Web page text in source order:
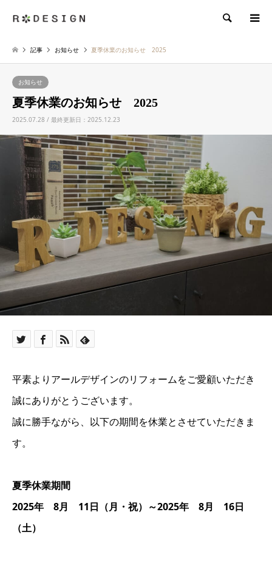
検索
記事 お知らせ 夏季休業のお知らせ 2025
お知らせ
夏季休業のお知らせ 2025
2025.07.28 / 最終更新日：2025.12.23
平素よりアールデザインのリフォームをご愛顧いただき
誠にありがとうございます。
誠に勝手ながら、以下の期間を休業とさせていただきま
す。
夏季休業期間
2025年 8月 11日（月・祝）～2025年 8月 16日
（土）